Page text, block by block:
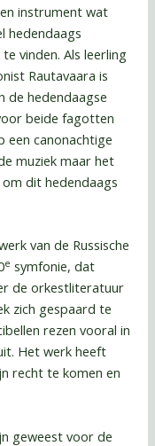
instrument wat
hedendaags
vinden. Als leerling
Rautavaara is
de hedendaagse
beide fagotten
een canonachtige
muziek maar het
dit hedendaags
van de Russische
e symfonie, dat
de orkestliteratuur
zich gespaard te
rezen vooral in
Het werk heeft
recht te komen en
geweest voor de